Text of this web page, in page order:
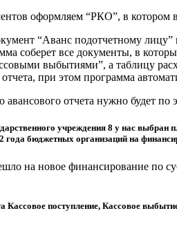
оформляем “РКО”, в
“Аванс подотчетному
соберет все документы, в
выбытиями”, а таблицу
при этом программа
отчета нужно будет
учреждения 8 у нас
года бюджетных организаций на
на новое финансирование по
Кассовое поступление, Кассовое